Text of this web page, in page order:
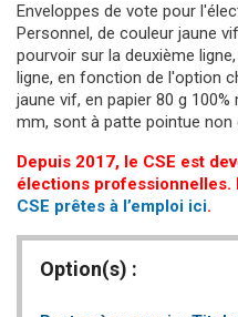
Enveloppes de vote pour
Personnel, de couleur jaune
pourvoir sur la deuxième
ligne, en fonction de l'option
jaune vif, en papier 80 g
mm, sont à patte pointue non
Depuis 2017, le CSE est
élections professionnelles.
CSE prêtes à l’emploi ici.
Option(s) :